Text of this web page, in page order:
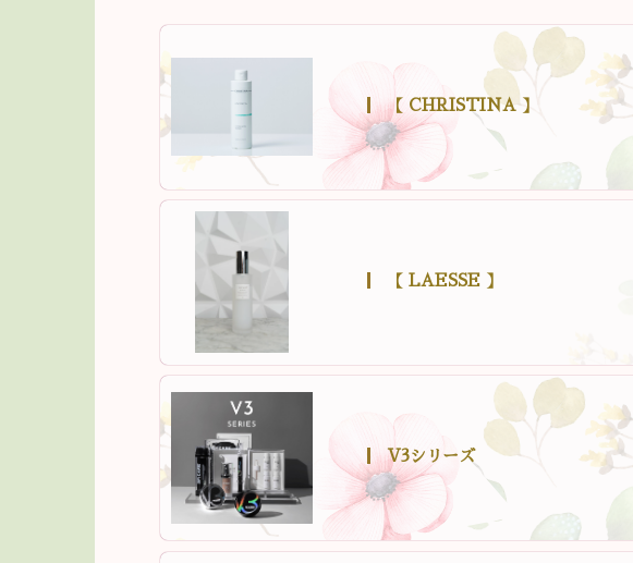
【 CHRISTINA 】
【 LAESSE 】
V3シリーズ